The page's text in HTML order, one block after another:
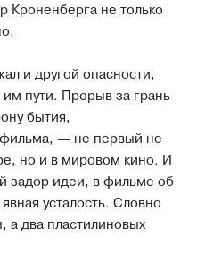
Кроненберга не только
и другой опасности,
пути. Прорыв за грань
бытия,
— не первый не
но и в мировом кино. И
задор идеи, в фильме об
усталость. Словно
а два пластилиновых